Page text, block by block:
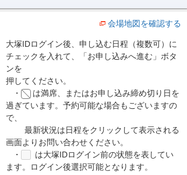
会場地図を確認する
大塚IDログイン後、申し込む日程（複数可）に
チェックを入れて、「お申し込みへ進む」ボタ
ンを
押してください。
・
は満席、またはお申し込み締め切り日を
過ぎています。予約可能な場合もございますの
で、
最新状況は日程をクリックして表示される
画面よりお問い合わせください。
・
は大塚IDログイン前の状態を表してい
ます。ログイン後選択可能となります。